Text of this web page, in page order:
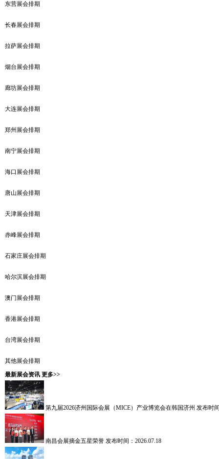
东营展会排期
长春展会排期
拉萨展会排期
烟台展会排期
廊坊展会排期
大连展会排期
郑州展会排期
南宁展会排期
海口展会排期
唐山展会排期
天津展会排期
赤峰展会排期
石家庄展会排期
哈尔滨展会排期
澳门展会排期
香港展会排期
台湾展会排期
其他展会排期
最新展会资讯 更多>>
第九届2026济州国际会展（MICE）产业博览会在韩国济州 发布时
南昌会展摘金五星荣誉 发布时间：2026.07.18